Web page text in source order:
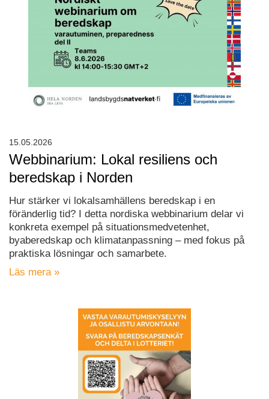
Webbinarium: Lokal resiliens och
beredskap i Norden
Hur stärker vi lokalsamhällens beredskap i en
föränderlig tid? I detta nordiska webbinarium delar vi
konkreta exempel på situationsmedvetenhet,
byaberedskap och klimatanpassning – med fokus på
praktiska lösningar och samarbete.
Läs mera »
15.05.2026